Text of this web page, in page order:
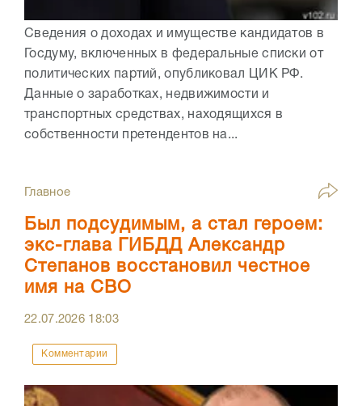
Сведения о доходах и имуществе кандидатов в
Госдуму, включенных в федеральные списки от
политических партий, опубликовал ЦИК РФ.
Данные о заработках, недвижимости и
транспортных средствах, находящихся в
собственности претендентов на...
Главное
Был подсудимым, а стал героем:
экс-глава ГИБДД Александр
Степанов восстановил честное
имя на СВО
22.07.2026 18:03
Комментарии